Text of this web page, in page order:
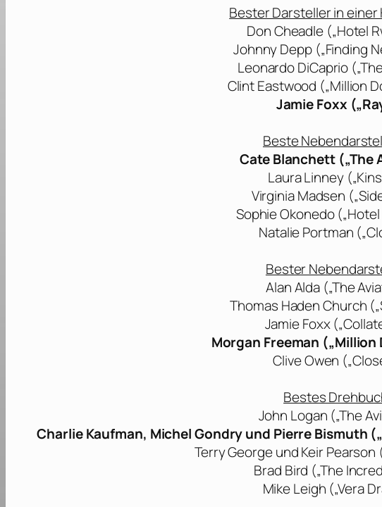
Bester Darsteller in einer
Don Cheadle („Hotel
Johnny Depp („Finding
Leonardo DiCaprio
Clint Eastwood („Million
Jamie Foxx
Beste
Cate Blanchett („The
Laura Linney
Virginia Madsen
Sophie Okonedo („Hotel
Natalie Portman
Bester
Alan Alda („The
Thomas Haden Church
Jamie Foxx
Morgan Freeman („Million
Clive Owen
Bestes
John Logan („The
Charlie Kaufman, Michel Gondry und Pierre Bismuth
Terry George und Keir Pearson
Brad Bird („The
Mike Leigh („Vera